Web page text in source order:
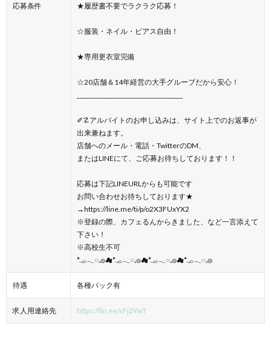
応募条件 ★履歴書不要でラクラク応募！
☆服装・ネイル・ピアス自由！
★専用更衣室完備
☆20店舗＆14年経営の大手グループだから安心！
✐☡アルバイトのお申し込みは、サイト上でのお返事が
出来兼ねます。
店舗へのメール・電話・TwitterのDM、
またはLINEにて、ご応募お待ちしております！！
応募は下記LINEURLからも可能です
お問い合わせお待ちしております★
→https://line.me/ti/p/o2X3FUxYX2
※登録の際、カフェるんからきました、など一言添えて
下さい！
※高校生不可
*.𓈒𓂂𓂃◌𓈒𓐍☁*.𓈒𓂂𓂃◌𓈒𓐍☁*.𓈒𓂂𓂃◌𓈒𓐍☁*.𓈒𓂂𓂃◌𓈒𓐍
待遇 各種バック有
求人用連絡先 https://lin.ee/sFj2YwT